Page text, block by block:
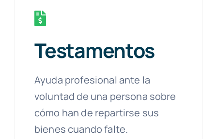
Testamentos
Ayuda profesional ante la
voluntad de una persona sobre
cómo han de repartirse sus
bienes cuando falte.